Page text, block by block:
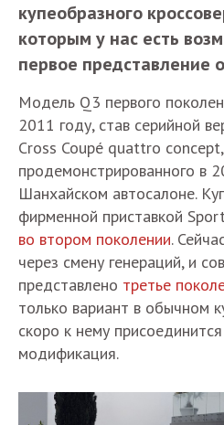
купеобразного
которым у нас есть
первое представление
Модель Q3 первого
2011 году, став серийной
Cross Coupé quattro concept,
продемонстрированного в
Шанхайском автосалоне.
фирменной приставкой
во втором поколении.
через смену генераций, и
представлено третье
только вариант в обычном
скоро к нему
модификация.